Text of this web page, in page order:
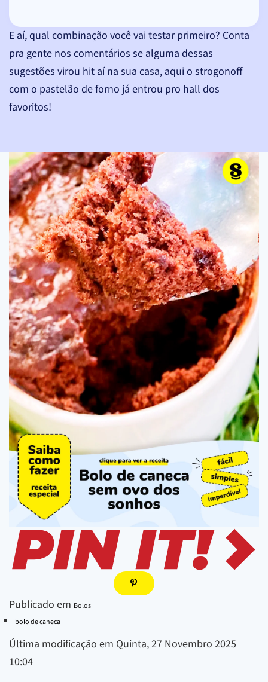
E aí, qual combinação você vai testar primeiro? Conta
pra gente nos comentários se alguma dessas
sugestões virou hit aí na sua casa, aqui o strogonoff
com o pastelão de forno já entrou pro hall dos
favoritos!
Publicado em Bolos
bolo de caneca
Última modificação em Quinta, 27 Novembro 2025
10:04